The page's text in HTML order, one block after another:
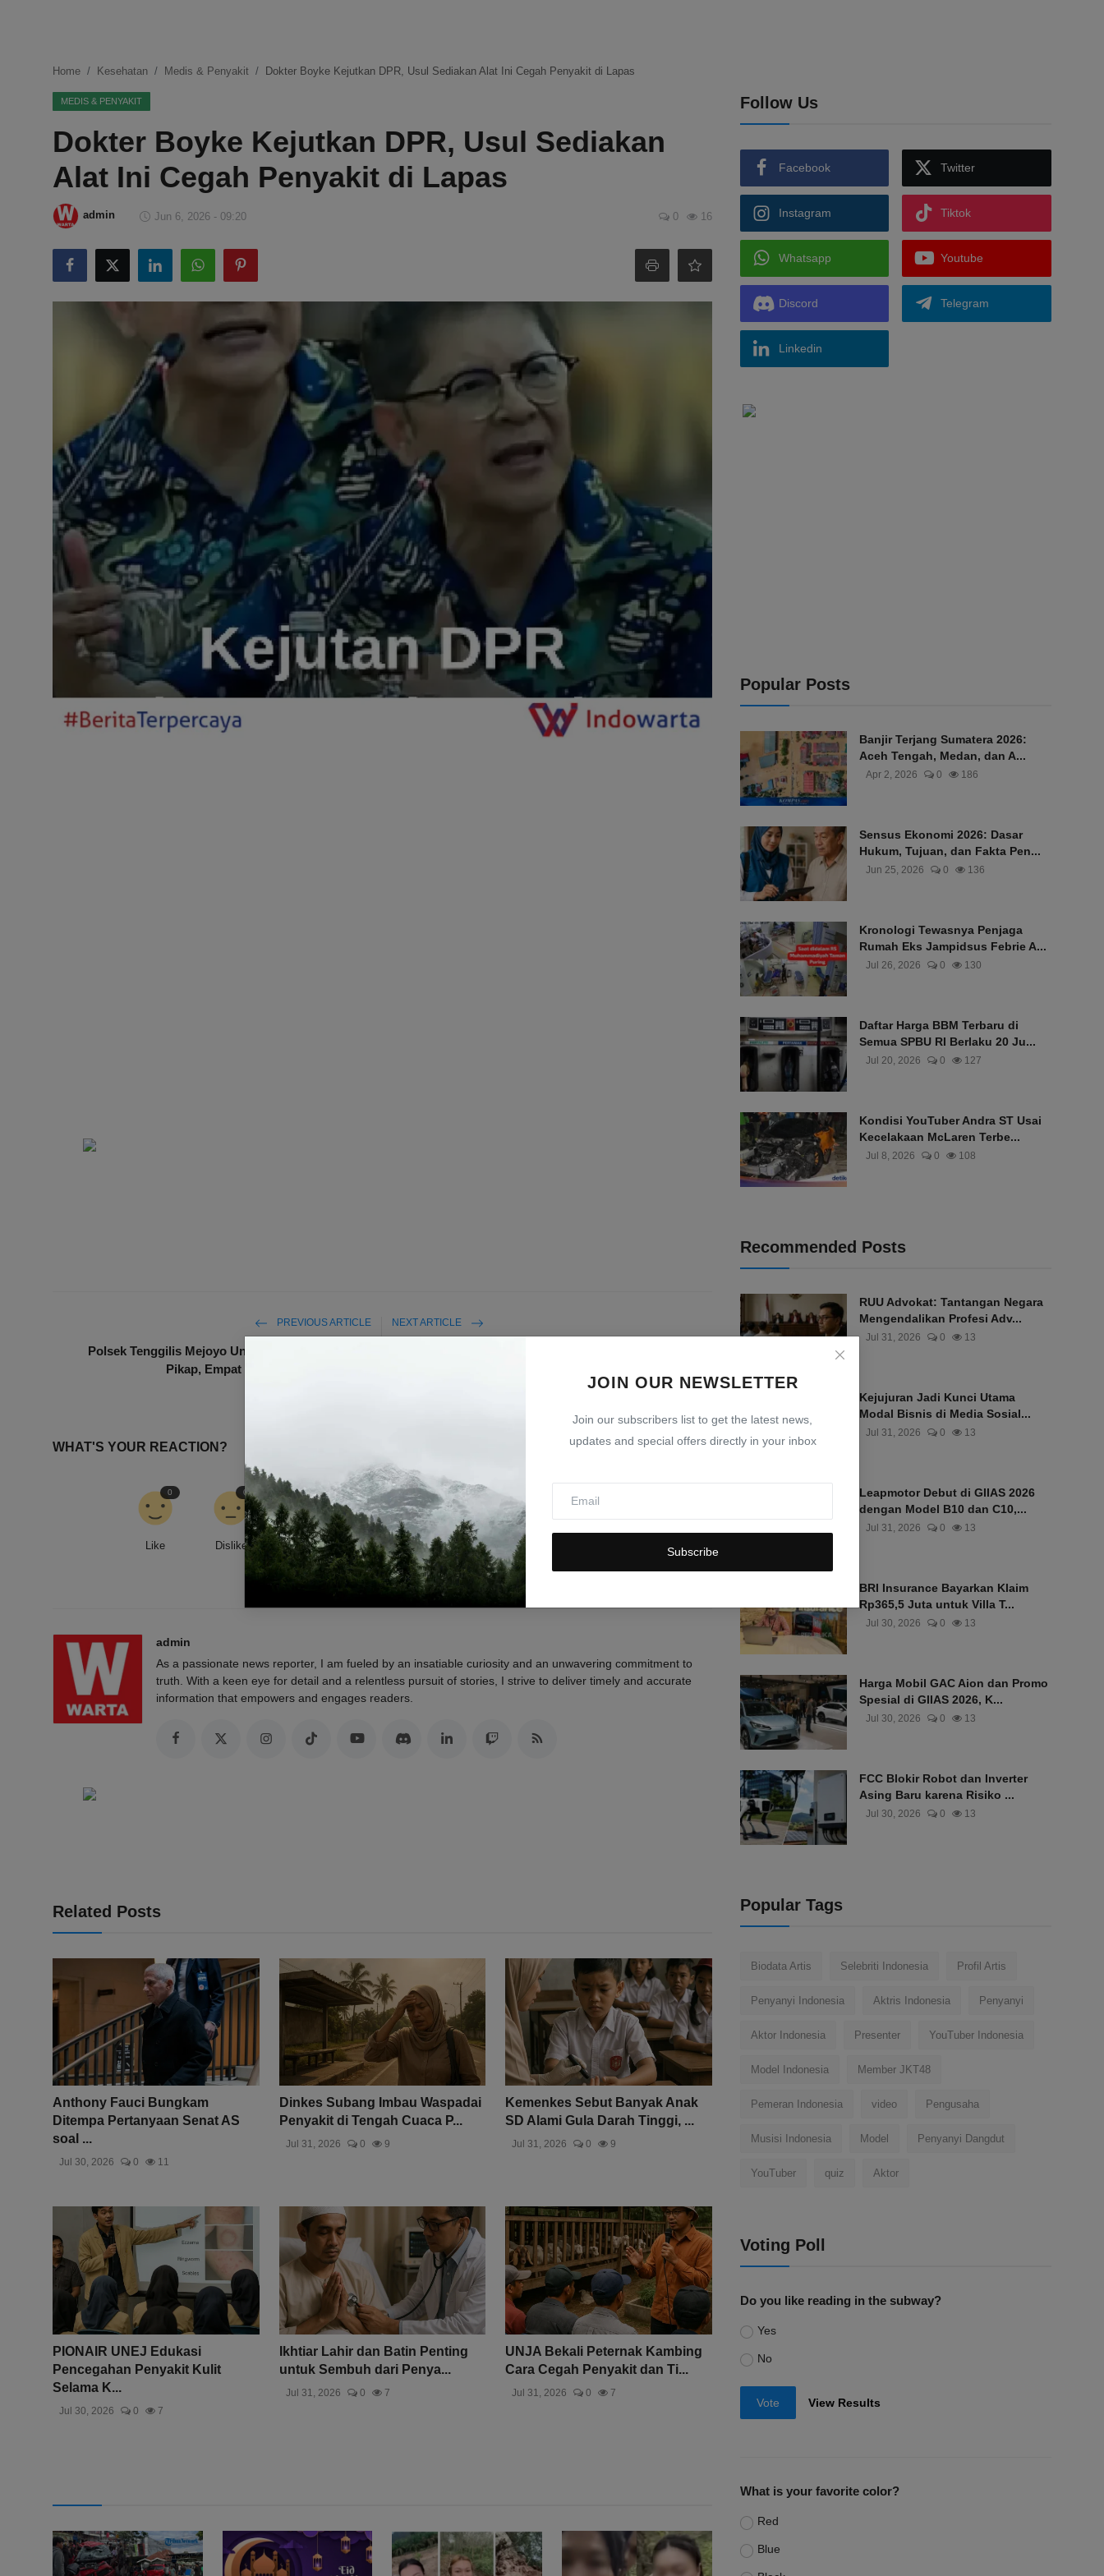
Ekonomi
Internasional
Teknologi
Hiburan
Kesehatan
JOIN OUR NEWSLETTER
Join our subscribers list to get the latest news,
updates and special offers directly in your inbox
Subscribe
Home Kesehatan Medis & Penyakit Dokter Boyke Kejutkan DPR, Usul Sediakan Alat Ini Cegah Penyakit di Lapas
MEDIS & PENYAKIT
Dokter Boyke Kejutkan DPR, Usul Sediakan
Alat Ini Cegah Penyakit di Lapas
admin Jun 6, 2026 - 09:20 0 16
PREVIOUS ARTICLE
Polsek Tenggilis Mejoyo Ungkap Pencurian Mobil
Pikap, Empat Tersangka Diamankan
NEXT ARTICLE
WHAT'S YOUR REACTION?
Like
0
Dislike
0
Love
0
Funny
0
Angry
0
Sad
admin
As a passionate news reporter, I am fueled by an insatiable curiosity and an unwavering commitment to
truth. With a keen eye for detail and a relentless pursuit of stories, I strive to deliver timely and accurate
information that empowers and engages readers.
Related Posts
Anthony Fauci Bungkam
Ditempa Pertanyaan Senat AS
soal ...
Jul 30, 2026 0 11
Dinkes Subang Imbau Waspadai
Penyakit di Tengah Cuaca P...
Jul 31, 2026 0 9
Kemenkes Sebut Banyak Anak
SD Alami Gula Darah Tinggi, ...
Jul 31, 2026 0 9
PIONAIR UNEJ Edukasi
Pencegahan Penyakit Kulit
Selama K...
Jul 30, 2026 0 7
Ikhtiar Lahir dan Batin Penting
untuk Sembuh dari Penya...
Jul 31, 2026 0 7
UNJA Bekali Peternak Kambing
Cara Cegah Penyakit dan Ti...
Jul 31, 2026 0 7
Follow Us
Facebook Twitter
Instagram Tiktok
Whatsapp Youtube
Discord Telegram
Linkedin
Popular Posts
Banjir Terjang Sumatera 2026:
Aceh Tengah, Medan, dan A...
Apr 2, 2026 0 186
Sensus Ekonomi 2026: Dasar
Hukum, Tujuan, dan Fakta Pen...
Jun 25, 2026 0 136
Kronologi Tewasnya Penjaga
Rumah Eks Jampidsus Febrie A...
Jul 26, 2026 0 130
Daftar Harga BBM Terbaru di
Semua SPBU RI Berlaku 20 Ju...
Jul 20, 2026 0 127
Kondisi YouTuber Andra ST Usai
Kecelakaan McLaren Terbe...
Jul 8, 2026 0 108
Recommended Posts
RUU Advokat: Tantangan Negara
Mengendalikan Profesi Adv...
Jul 31, 2026 0 13
Kejujuran Jadi Kunci Utama
Modal Bisnis di Media Sosial...
Jul 31, 2026 0 13
Leapmotor Debut di GIIAS 2026
dengan Model B10 dan C10,...
Jul 31, 2026 0 13
BRI Insurance Bayarkan Klaim
Rp365,5 Juta untuk Villa T...
Jul 30, 2026 0 13
Harga Mobil GAC Aion dan Promo
Spesial di GIIAS 2026, K...
Jul 30, 2026 0 13
FCC Blokir Robot dan Inverter
Asing Baru karena Risiko ...
Jul 30, 2026 0 13
Popular Tags
Biodata Artis Selebriti Indonesia Profil Artis
Penyanyi Indonesia Aktris Indonesia Penyanyi
Aktor Indonesia Presenter YouTuber Indonesia
Model Indonesia Member JKT48
Pemeran Indonesia video Pengusaha
Musisi Indonesia Model Penyanyi Dangdut
YouTuber quiz Aktor
Voting Poll
Do you like reading in the subway?
Yes
No
Vote View Results
What is your favorite color?
Red
Blue